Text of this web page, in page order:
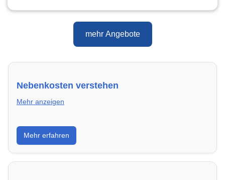
mehr Angebote
Nebenkosten verstehen
Mehr anzeigen
Erfahre, welche Nebenkosten rechtmäßig sind und
wie du deine monatliche Belastung optimieren
kannst.
Mehr erfahren